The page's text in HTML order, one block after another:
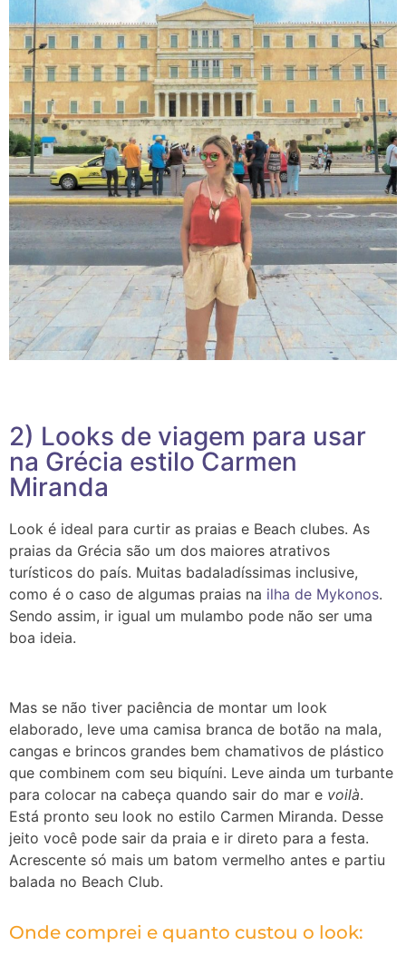
2) Looks de viagem para usar
na Grécia estilo Carmen
Miranda
Look é ideal para curtir as praias e Beach clubes. As
praias da Grécia são um dos maiores atrativos
turísticos do país. Muitas badaladíssimas inclusive,
como é o caso de algumas praias na ilha de Mykonos.
Sendo assim, ir igual um mulambo pode não ser uma
boa ideia.
Mas se não tiver paciência de montar um look
elaborado, leve uma camisa branca de botão na mala,
cangas e brincos grandes bem chamativos de plástico
que combinem com seu biquíni. Leve ainda um turbante
para colocar na cabeça quando sair do mar e voilà.
Está pronto seu look no estilo Carmen Miranda. Desse
jeito você pode sair da praia e ir direto para a festa.
Acrescente só mais um batom vermelho antes e partiu
balada no Beach Club.
Onde comprei e quanto custou o look: